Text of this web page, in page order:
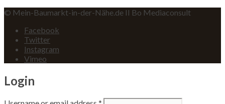
© Mein-Baumarkt-in-der-Nähe.de II Bo Mediaconsult
Facebook
Twitter
Instagram
Vimeo
Login